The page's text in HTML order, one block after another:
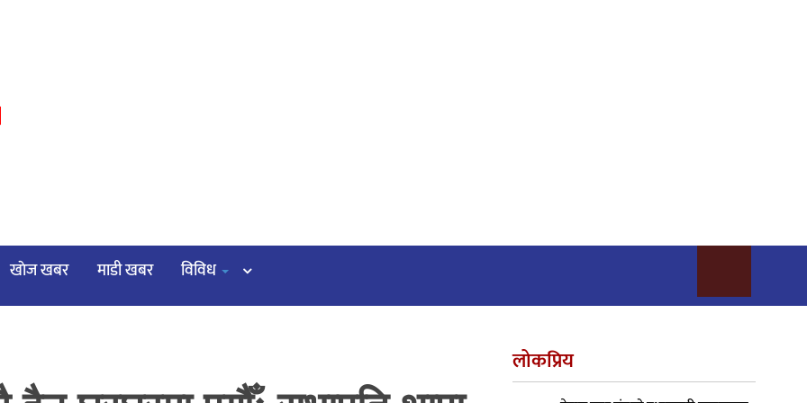
खाेज खबर माडी खबर विविध
लोकप्रिय